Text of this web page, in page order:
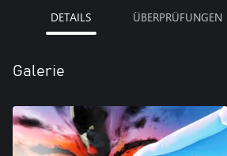
DETAILS ÜBERPRÜFUNGEN
Galerie